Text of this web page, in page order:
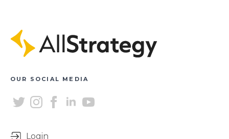
OUR SOCIAL MEDIA
Login